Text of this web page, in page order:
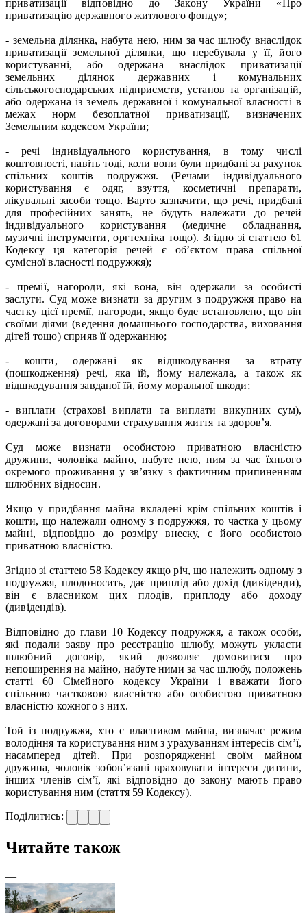
приватизації відповідно до Закону України «Про
приватизацію державного житлового фонду»;
- земельна ділянка, набута нею, ним за час шлюбу внаслідок
приватизації земельної ділянки, що перебувала у її, його
користуванні, або одержана внаслідок приватизації
земельних ділянок державних і комунальних
сільськогосподарських підприємств, установ та організацій,
або одержана із земель державної і комунальної власності в
межах норм безоплатної приватизації, визначених
Земельним кодексом України;
- речі індивідуального користування, в тому числі
коштовності, навіть тоді, коли вони були придбані за рахунок
спільних коштів подружжя. (Речами індивідуального
користування є одяг, взуття, косметичні препарати,
лікувальні засоби тощо. Варто зазначити, що речі, придбані
для професійних занять, не будуть належати до речей
індивідуального користування (медичне обладнання,
музичні інструменти, оргтехніка тощо). Згідно зі статтею 61
Кодексу ця категорія речей є об’єктом права спільної
сумісної власності подружжя);
- премії, нагороди, які вона, він одержали за особисті
заслуги. Суд може визнати за другим з подружжя право на
частку цієї премії, нагороди, якщо буде встановлено, що він
своїми діями (ведення домашнього господарства, виховання
дітей тощо) сприяв її одержанню;
- кошти, одержані як відшкодування за втрату
(пошкодження) речі, яка їй, йому належала, а також як
відшкодування завданої їй, йому моральної шкоди;
- виплати (страхові виплати та виплати викупних сум),
одержані за договорами страхування життя та здоров’я.
Суд може визнати особистою приватною власністю
дружини, чоловіка майно, набуте нею, ним за час їхнього
окремого проживання у зв’язку з фактичним припиненням
шлюбних відносин.
Якщо у придбання майна вкладені крім спільних коштів і
кошти, що належали одному з подружжя, то частка у цьому
майні, відповідно до розміру внеску, є його особистою
приватною власністю.
Згідно зі статтею 58 Кодексу якщо річ, що належить одному з
подружжя, плодоносить, дає приплід або дохід (дивіденди),
він є власником цих плодів, приплоду або доходу
(дивідендів).
Відповідно до глави 10 Кодексу подружжя, а також особи,
які подали заяву про реєстрацію шлюбу, можуть укласти
шлюбний договір, який дозволяє домовитися про
непоширення на майно, набуте ними за час шлюбу, положень
статті 60 Сімейного кодексу України і вважати його
спільною частковою власністю або особистою приватною
власністю кожного з них.
Той із подружжя, хто є власником майна, визначає режим
володіння та користування ним з урахуванням інтересів сім’ї,
насамперед дітей. При розпорядженні своїм майном
дружина, чоловік зобов’язані враховувати інтереси дитини,
інших членів сім’ї, які відповідно до закону мають право
користування ним (стаття 59 Кодексу).
Поділитись:
Читайте також
—